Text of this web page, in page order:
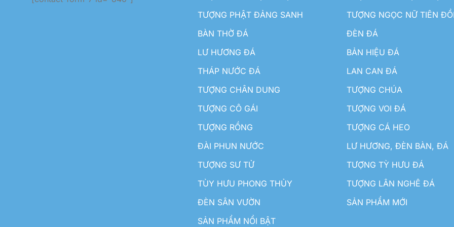
TƯỢNG PHẬT ĐẢNG SANH
TƯỢNG NGỌC NỮ TIÊN
BÀN THỜ ĐÁ
ĐÈN ĐÁ
LƯ HƯƠNG ĐÁ
BẢN HIỆU ĐÁ
THÁP NƯỚC ĐÁ
LAN CAN ĐÁ
TƯỢNG CHÂN DUNG
TƯỢNG CHÚA
TƯỢNG CÔ GÁI
TƯỢNG VOI ĐÁ
TƯỢNG RỒNG
TƯỢNG CÁ HEO
ĐÀI PHUN NƯỚC
LƯ HƯƠNG, ĐÈN BÀN, ĐÁ
TƯỢNG SƯ TỬ
TƯỢNG TỲ HƯU ĐÁ
TÙY HƯU PHONG THỦY
TƯỢNG LÂN NGHÊ ĐÁ
ĐÈN SÂN VƯỜN
SẢN PHẨM MỚI
SẢN PHẨM NỔI BẬT